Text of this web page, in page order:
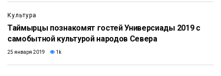
Культура
Таймырцы познакомят гостей Универсиады 2019 с
самобытной культурой народов Севера
25 января 2019 1k